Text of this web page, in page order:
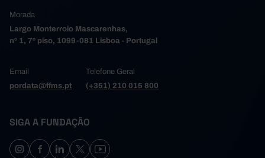
Morada
Largo Monterroio Mascarenhas,
nº 1, 7º piso, 1099-081 Lisboa - Portugal
Email
pordata@ffms.pt
Telefone Geral
(+351) 210 015 800
SIGA A FUNDAÇÃO